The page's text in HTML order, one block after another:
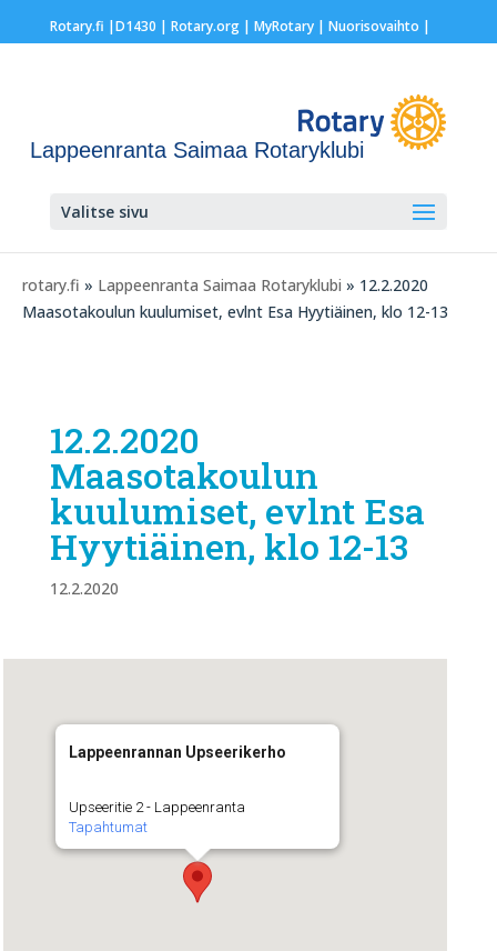
Rotary.fi |D1430 | Rotary.org| MyRotary | Nuorisovaihto |
Lappeenranta Saimaa Rotaryklubi
Valitse sivu
rotary.fi » Lappeenranta Saimaa Rotaryklubi » 12.2.2020
Maasotakoulun kuulumiset, evlnt Esa Hyytiäinen, klo 12-13
12.2.2020
Maasotakoulun
kuulumiset, evlnt Esa
Hyytiäinen, klo 12-13
12.2.2020
Lappeenrannan Upseerikerho
Upseeritie 2 - Lappeenranta
Tapahtumat